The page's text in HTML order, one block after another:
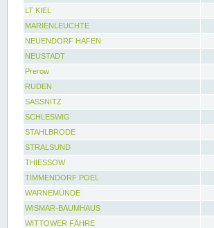
LT KIEL
MARIENLEUCHTE
NEUENDORF HAFEN
NEUSTADT
Prerow
RUDEN
SASSNITZ
SCHLESWIG
STAHLBRODE
STRALSUND
THIESSOW
TIMMENDORF POEL
WARNEMÜNDE
WISMAR-BAUMHAUS
WITTOWER FÄHRE